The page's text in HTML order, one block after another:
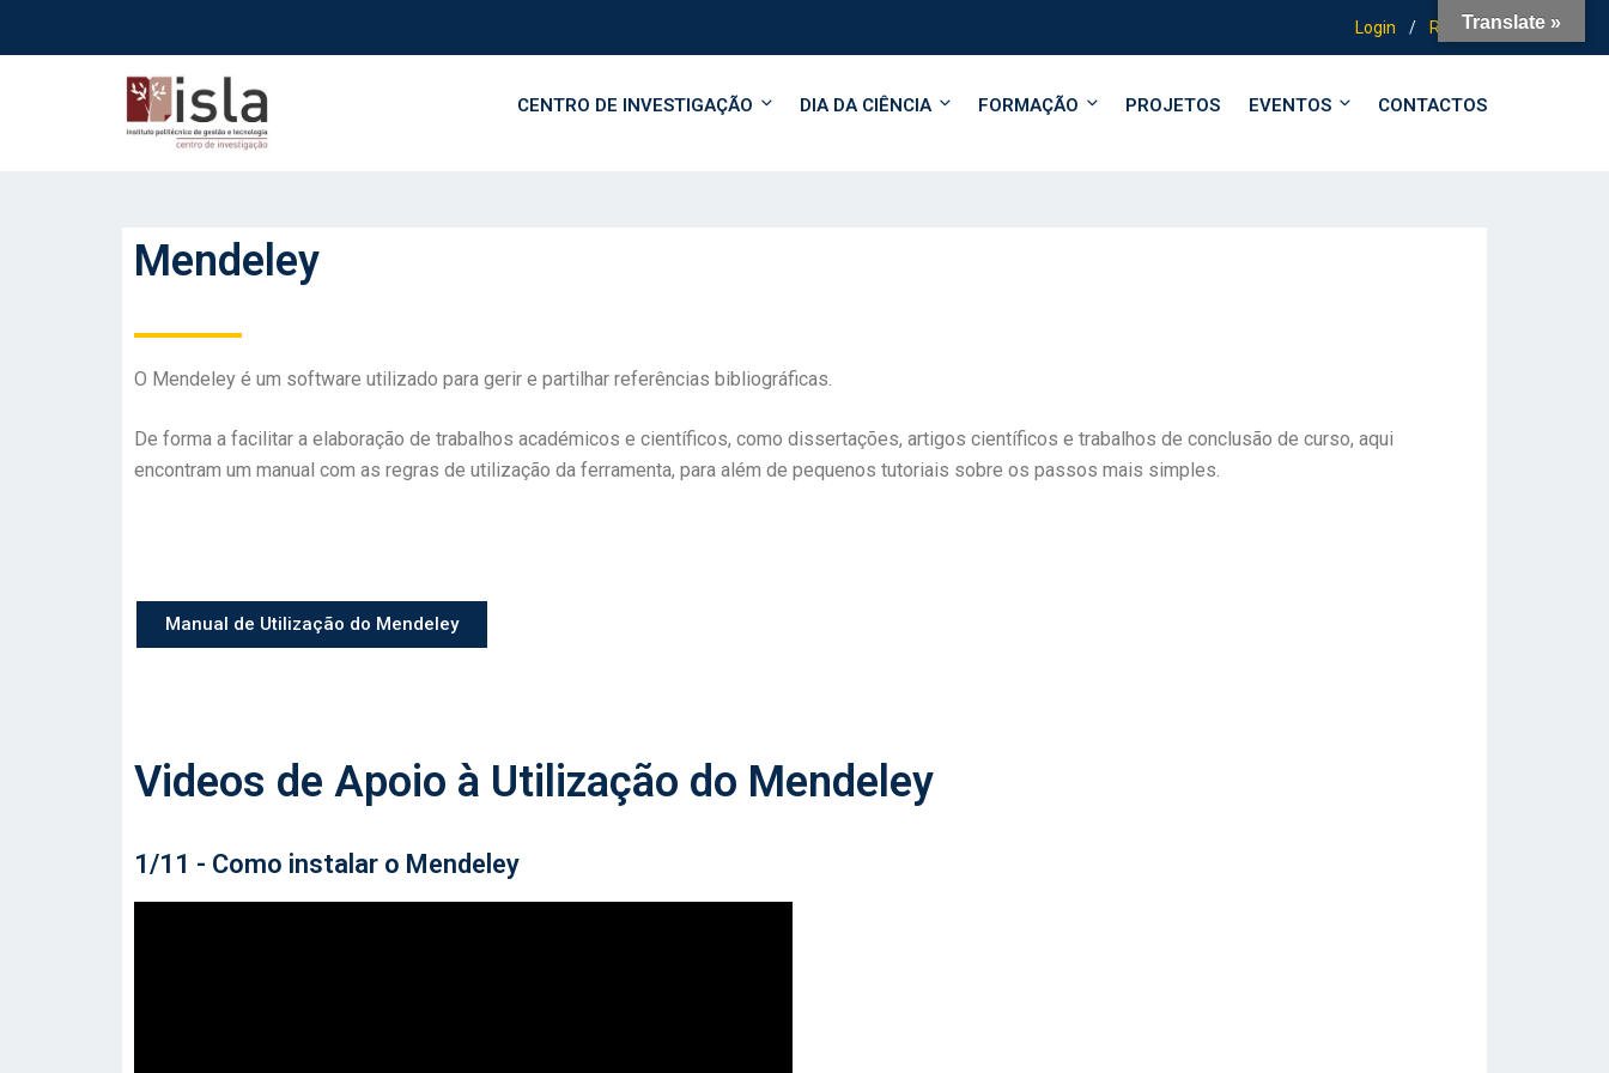
Login / Registo
CENTRO DE INVESTIGAÇÃO DIA DA CIÊNCIA FORMAÇÃO PROJETOS EVENTOS CONTACTOS
Mendeley
O Mendeley é um software utilizado para gerir e partilhar referências bibliográficas.
De forma a facilitar a elaboração de trabalhos académicos e científicos, como dissertações, artigos científicos e trabalhos de conclusão de curso, aqui
encontram um manual com as regras de utilização da ferramenta, para além de pequenos tutoriais sobre os passos mais simples.
Manual de Utilização do Mendeley
Videos de Apoio à Utilização do Mendeley
1/11 - Como instalar o Mendeley
Translate »